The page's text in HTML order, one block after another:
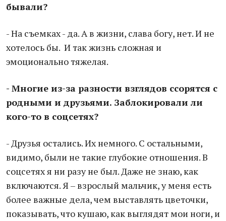
бывали?
- На съемках - да. А в жизни, слава богу, нет. И не
хотелось бы. И так жизнь сложная и
эмоционально тяжелая.
- Многие из-за разности взглядов ссорятся с
родными и друзьями. Заблокировали ли
кого-то в соцсетях?
- Друзья остались. Их немного. С остальными,
видимо, были не такие глубокие отношения. В
соцсетях я ни разу не был. Даже не знаю, как
включаются. Я – взрослый мальчик, у меня есть
более важные дела, чем выставлять цветочки,
показывать, что кушаю, как выглядят мои ноги, и